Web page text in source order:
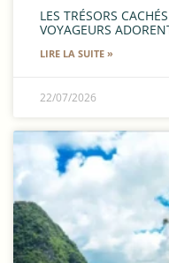
LES TRÉSORS
VOYAGEURS
LIRE LA SUITE »
22/07/2026